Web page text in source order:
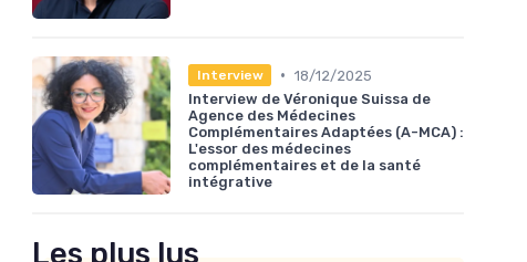
Interview • 18/12/2025
Interview de Véronique Suissa de
Agence des Médecines
Complémentaires Adaptées (A-MCA) :
L'essor des médecines
complémentaires et de la santé
intégrative
Les plus lus